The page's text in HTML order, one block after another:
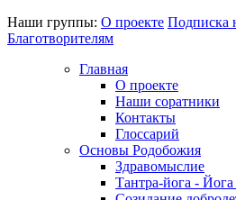
Наши группы: О проекте Подписка
Благотворителям
Главная
О проекте
Наши соратники
Контакты
Глоссарий
Основы Родобожия
Здравомыслие
Тантра-йога -